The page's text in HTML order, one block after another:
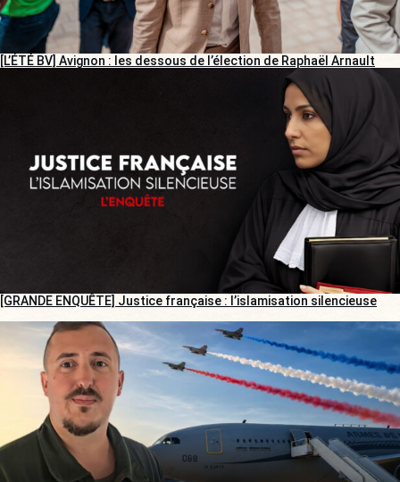
[L’ÉTÉ BV] Avignon : les dessous de l’élection de Raphaël Arnault
[GRANDE ENQUÊTE] Justice française : l’islamisation silencieuse